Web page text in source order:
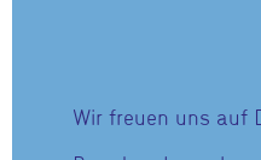
Wir freuen uns auf